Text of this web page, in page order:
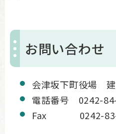
お問い合わせ
会津坂下町役場
電話番号 0242-
Fax 0242-83-